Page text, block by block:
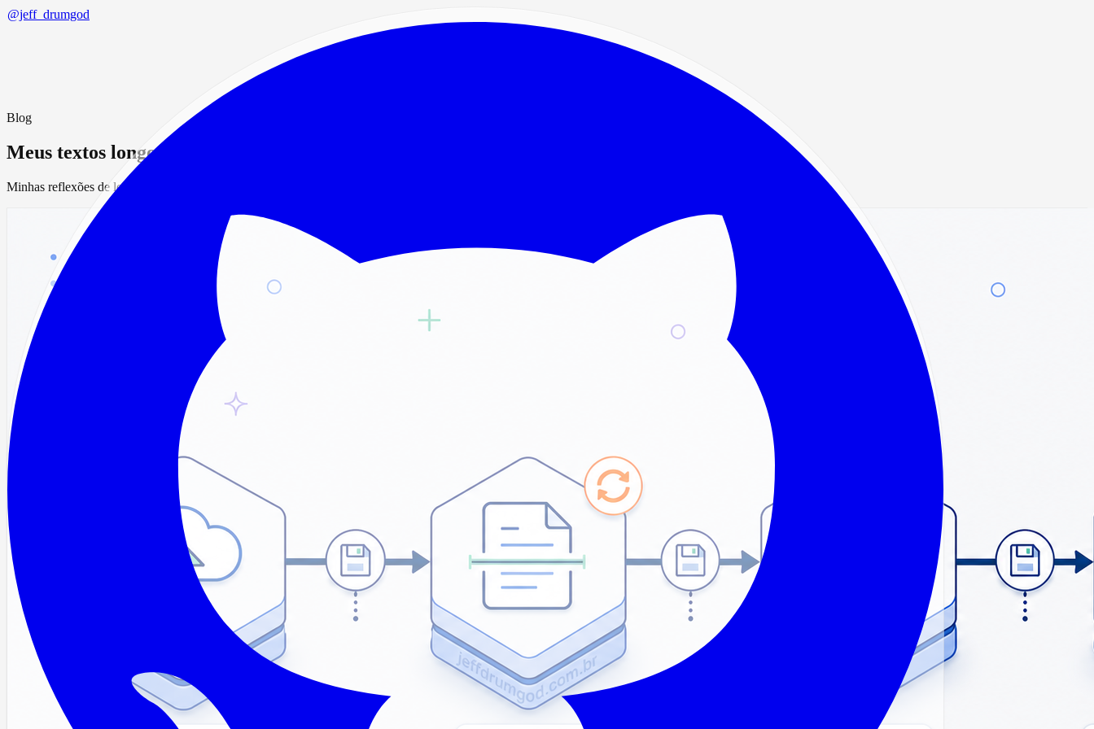
@jeff_drumgod
Blog
Meus textos longos e opiniões sobre arquitetura, performance e IA
Minhas reflexões de longo prazo. Ideias que construí, e meus agentes ajudaram a lapidar.